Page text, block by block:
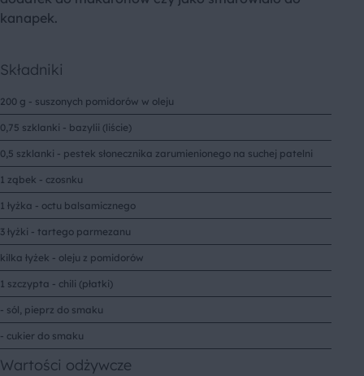
kanapek.
Składniki
200 g - suszonych pomidorów w oleju
0,75 szklanki - bazylii (liście)
0,5 szklanki - pestek słonecznika zarumienionego na suchej patelni
1 ząbek - czosnku
1 łyżka - octu balsamicznego
3 łyżki - tartego parmezanu
kilka łyżek - oleju z pomidorów
1 szczypta - chili (płatki)
- sól, pieprz do smaku
- cukier do smaku
Wartości odżywcze